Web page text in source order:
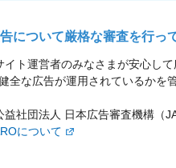
について厳格な審査を行っ
イト運営者のみなさまが安心し
全な広告が運用されているかを
益社団法人 日本広告審査機構（
について